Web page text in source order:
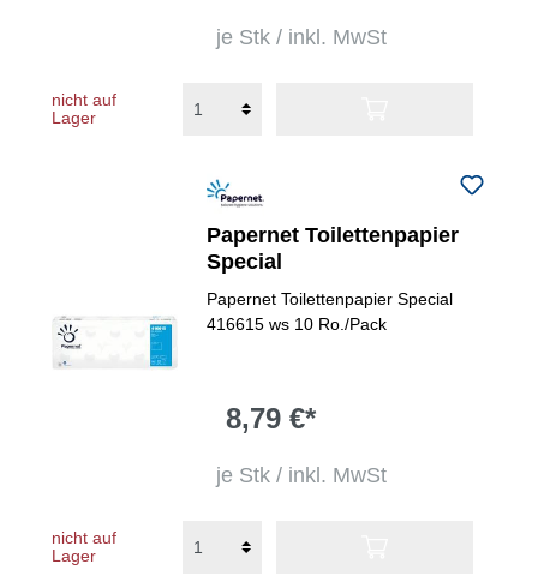
je Stk / inkl. MwSt
nicht auf
Lager
Papernet Toilettenpapier
Special
Papernet Toilettenpapier Special
416615 ws 10 Ro./Pack
8,79 €*
je Stk / inkl. MwSt
nicht auf
Lager